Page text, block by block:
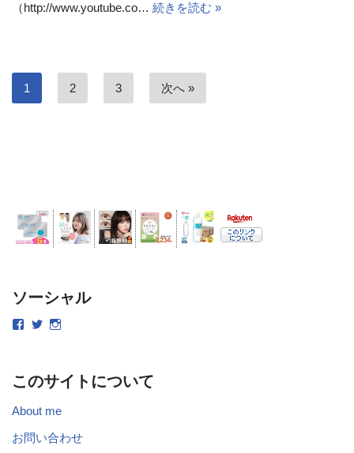
（http://www.youtube.co… 続きを読む »
1 2 3 次へ »
ソーシャル
このサイトについて
About me
お問い合わせ